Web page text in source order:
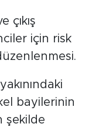
çıkış
için risk
bayilerinin
şekilde